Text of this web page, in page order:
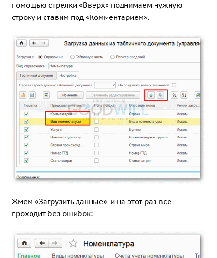
помощью стрелки «Вверх» поднимаем нужную
строку и ставим под «Комментарием».
Жмем «Загрузить данные», и на этот раз все
проходит без ошибок: